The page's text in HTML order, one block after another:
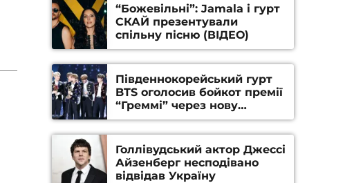
“Божевільні”: Jamala і гурт
СКАЙ презентували
спільну пісню (ВІДЕО)
Південнокорейський гурт
BTS оголосив бойкот премії
“Греммі” через нову
номінацію
Голлівудський актор Джессі
Айзенберг несподівано
відвідав Україну